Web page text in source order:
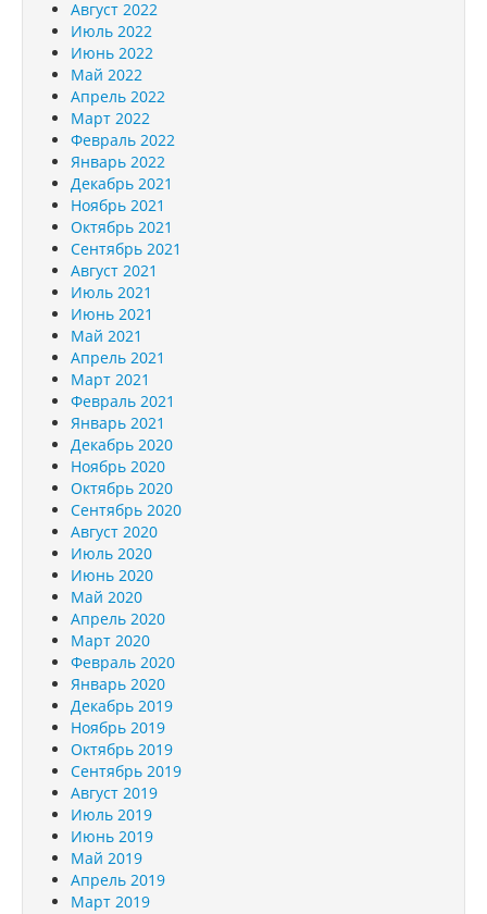
Август 2022
Июль 2022
Июнь 2022
Май 2022
Апрель 2022
Март 2022
Февраль 2022
Январь 2022
Декабрь 2021
Ноябрь 2021
Октябрь 2021
Сентябрь 2021
Август 2021
Июль 2021
Июнь 2021
Май 2021
Апрель 2021
Март 2021
Февраль 2021
Январь 2021
Декабрь 2020
Ноябрь 2020
Октябрь 2020
Сентябрь 2020
Август 2020
Июль 2020
Июнь 2020
Май 2020
Апрель 2020
Март 2020
Февраль 2020
Январь 2020
Декабрь 2019
Ноябрь 2019
Октябрь 2019
Сентябрь 2019
Август 2019
Июль 2019
Июнь 2019
Май 2019
Апрель 2019
Март 2019